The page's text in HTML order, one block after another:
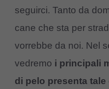
seguirci. Tanto da
cane che sta per
vorrebbe da noi. Nel
vedremo i principali
di pelo presenta